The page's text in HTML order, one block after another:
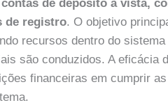
contas de depósito à vista,
de registro. O objetivo
recursos dentro do
são conduzidos. A eficácia
financeiras em cumprir as